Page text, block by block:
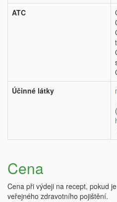
ATC
Účinné látky
Cena
Cena při výdeji na recept, pokud
veřejného zdravotního pojištění.